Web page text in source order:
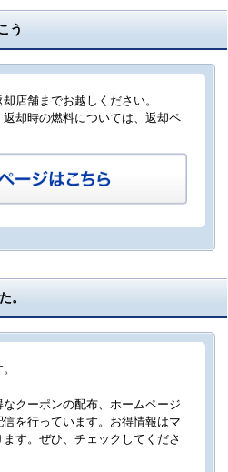
う
店舗までお越しください。
却時の燃料については、返却ペ
。
クーポンの配布、ホームページ
を行っています。お得情報はマ
す。ぜひ、チェックしてくださ